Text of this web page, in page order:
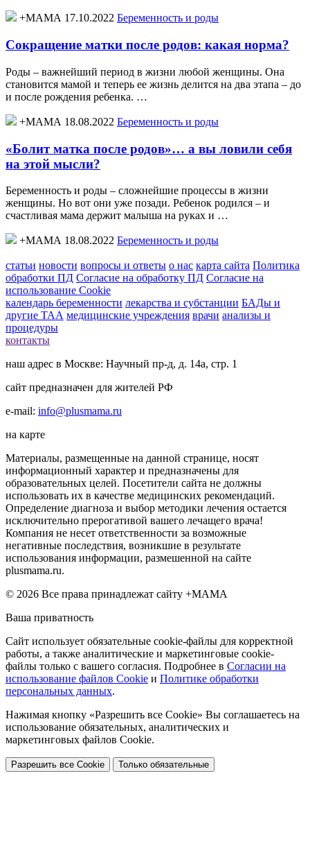
+МАМА 17.10.2022 Беременность и роды
Сокращение матки после родов: какая норма?
Роды – важнейший период в жизни любой женщины. Она
становится мамой и теперь ее жизнь делится на два этапа – до
и после рождения ребенка. …
+МАМА 18.08.2022 Беременность и роды
«Болит матка после родов»… а вы ловили себя
на этой мысли?
Беременность и роды – сложнейшие процессы в жизни
женщины. Но вот они уже позади. Ребенок родился – и
счастливая мама держит малыша на руках и …
+МАМА 18.08.2022 Беременность и роды
статьи новости вопросы и ответы о нас карта сайта Политика
обработки ПД Согласие на обработку ПД Согласие на
использование Cookie
календарь беременности лекарства и субстанции БАДы и
другие ТАА медицинские учреждения врачи анализы и
процедуры
контакты
наш адрес в Москве: Научный пр-д, д. 14а, стр. 1
сайт предназначен для жителей РФ
e-mail: info@plusmama.ru
на карте
Материалы, размещенные на данной странице, носят
информационный характер и предназначены для
образовательных целей. Посетители сайта не должны
использовать их в качестве медицинских рекомендаций.
Определение диагноза и выбор методики лечения остается
исключительно прерогативой вашего лечащего врача!
Компания не несет ответственности за возможные
негативные последствия, возникшие в результате
использования информации, размешенной на сайте
plusmama.ru.
© 2026 Все права принадлежат сайту +МАМА
Ваша приватность
Сайт использует обязательные cookie-файлы для корректной
работы, а также аналитические и маркетинговые cookie-
файлы только с вашего согласия. Подробнее в Согласии на
использование файлов Cookie и Политике обработки
персональных данных.
Нажимая кнопку «Разрешить все Cookie» Вы соглашаетесь на
использование обязательных, аналитических и
маркетинговых файлов Cookie.
Разрешить все Cookie Только обязательные